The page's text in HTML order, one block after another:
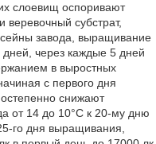
слоевищ оспоривают
субстрат,
завода, выращивание
через каждые 5 дней
в выростных
с первого дня
снижают
от 14 до 10°С к 20-му дню
го дня выращивания,